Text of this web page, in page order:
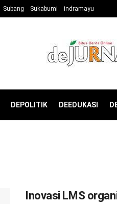
Subang Sukabumi indramayu
DEPOLITIK DEEDUKASI
Inovasi LMS